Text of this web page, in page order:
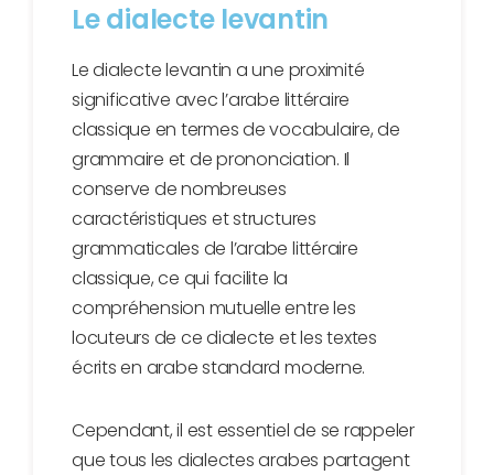
Le dialecte levantin
Le dialecte levantin a une proximité
significative avec l’arabe littéraire
classique en termes de vocabulaire, de
grammaire et de prononciation. Il
conserve de nombreuses
caractéristiques et structures
grammaticales de l’arabe littéraire
classique, ce qui facilite la
compréhension mutuelle entre les
locuteurs de ce dialecte et les textes
écrits en arabe standard moderne.
Cependant, il est essentiel de se rappeler
que tous les dialectes arabes partagent